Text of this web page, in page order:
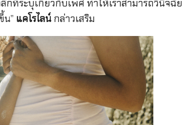
ที่ระบุเกี่ยวกับเพศ ทำให้เราสามารถวินิจฉั
น” แคโรไลน์ กล่าวเสริม